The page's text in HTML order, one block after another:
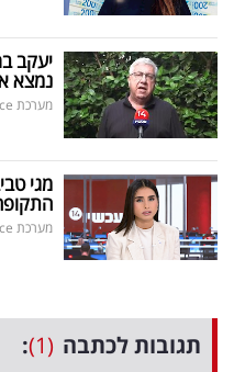
נמצא
מערכת ice
מערכת ice
תגובות לכתבה (1)
: